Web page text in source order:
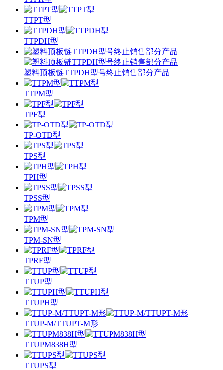
TTPT型
TTPDH型
塑料顶板链TTPDH型号终止销售部分产品
TTPM型
TPF型
TP-OTD型
TPS型
TPH型
TPSS型
TPM型
TPM-SN型
TPRF型
TTUP型
TTUPH型
TTUP-M/TTUPT-M形
TTUPM838H型
TTUPS型